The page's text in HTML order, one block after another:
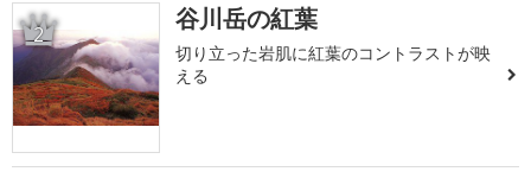
2 谷川岳の紅葉
切り立った岩肌に紅葉のコントラストが映
える